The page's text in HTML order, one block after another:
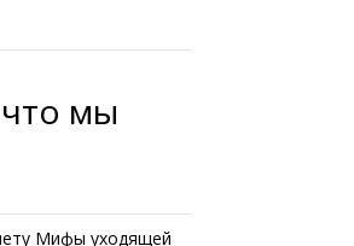
мы
Мифы уходящей